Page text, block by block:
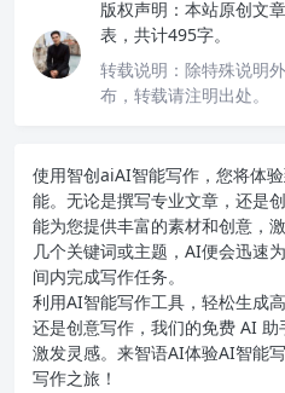
版权声明： 本站原创文
表，共计495字。
转载说明： 除特殊说明
布，转载请注明出处。
使用智创aiAI智能写作 ，您将体
能。无论是撰写专业文章，还是
能为您提供丰富的素材和创意，
几个关键词或主题，AI便会迅速
间内完成写作任务。
利用AI智能写作工具，轻松生成
还是创意写作，我们的免费 AI 助
激发灵感。来智语AI体验AI智能
写作之旅！